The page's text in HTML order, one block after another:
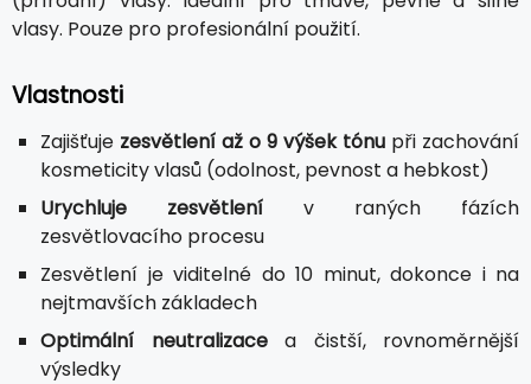
vlasy. Pouze pro profesionální použití.
Vlastnosti
Zajišťuje zesvětlení až o 9 výšek tónu při zachování
kosmeticity vlasů (odolnost, pevnost a hebkost)
Urychluje zesvětlení v raných fázích
zesvětlovacího procesu
Zesvětlení je viditelné do 10 minut, dokonce i na
nejtmavších základech
Optimální neutralizacea čistší, rovnoměrnější
výsledky